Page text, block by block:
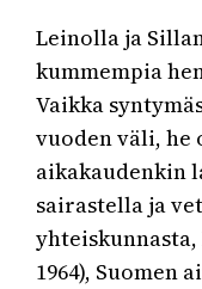
Leinolla ja
kummempia
Vaikka
vuoden väli,
aikakaudenkin
sairastella ja
yhteiskunnasta,
1964), Suomen